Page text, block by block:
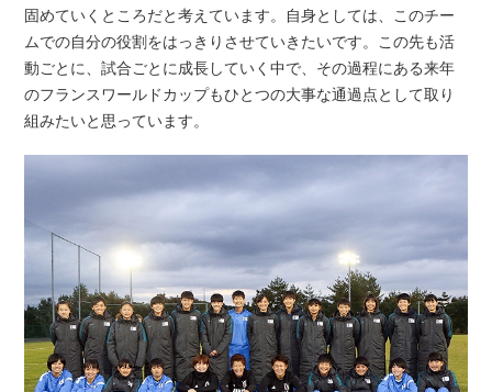
固めていくところだと考えています。自身としては、このチー
ムでの自分の役割をはっきりさせていきたいです。この先も活
動ごとに、試合ごとに成長していく中で、その過程にある来年
のフランスワールドカップもひとつの大事な通過点として取り
組みたいと思っています。